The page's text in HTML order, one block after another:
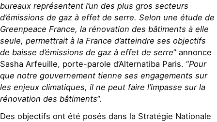
bureaux représentent l’un des plus gros secteurs
d’émissions de gaz à effet de serre. Selon une étude de
Greenpeace France, la rénovation des bâtiments à elle
seule, permettrait à la France d’atteindre ses objectifs
de baisse d’émissions de gaz à effet de serre” annonce
Sasha Arfeuille, porte-parole d’Alternatiba Paris. “Pour
que notre gouvernement tienne ses engagements sur
les enjeux climatiques, il ne peut faire l’impasse sur la
rénovation des bâtiments”.
Des objectifs ont été posés dans la Stratégie Nationale